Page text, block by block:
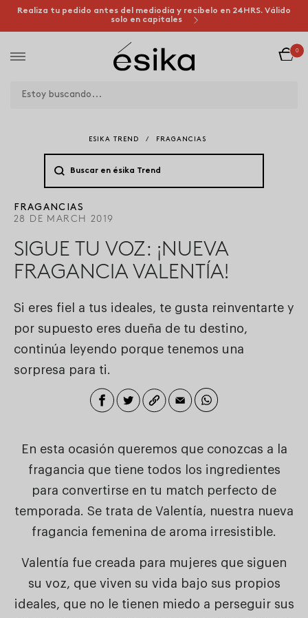
Realiza tu pedido antes del mediodía y recíbelo en 24HRS. Válido
solo en capitales
0
ESIKA TREND / FRAGANCIAS
FRAGANCIAS
28 DE MARCH 2019
SIGUE TU VOZ: ¡NUEVA
FRAGANCIA VALENTÍA!
Si eres fiel a tus ideales, te gusta reinventarte y
por supuesto eres dueña de tu destino,
continúa leyendo porque tenemos una
sorpresa para ti.
En esta ocasión queremos que conozcas a la
fragancia que tiene todos los ingredientes
para convertirse en tu match perfecto de
temporada. Se trata de Valentía, nuestra nueva
fragancia femenina de aroma irresistible.
Valentía fue creada para mujeres que siguen
su voz, que viven su vida bajo sus propios
ideales, que no le tienen miedo a perseguir sus